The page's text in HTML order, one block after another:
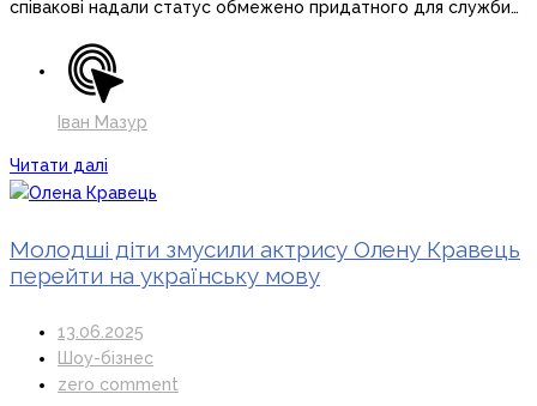
співакові надали статус обмежено придатного для служби…
Іван Мазур
Читати далі
Молодші діти змусили актрису Олену Кравець
перейти на українську мову
13.06.2025
Шоу-бізнес
zero comment